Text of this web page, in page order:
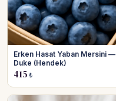
Erken Hasat Yaban Mersini —
Duke (Hendek)
415 ₺